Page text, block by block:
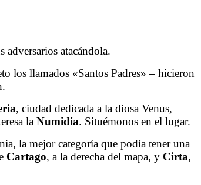
adversarios atacándola.
los llamados «Santos Padres» – hicieron
, ciudad dedicada a la diosa Venus,
la Numidia. Situémonos en el lugar.
la mejor categoría que podía tener una
Cartago, a la derecha del mapa, y Cirta,